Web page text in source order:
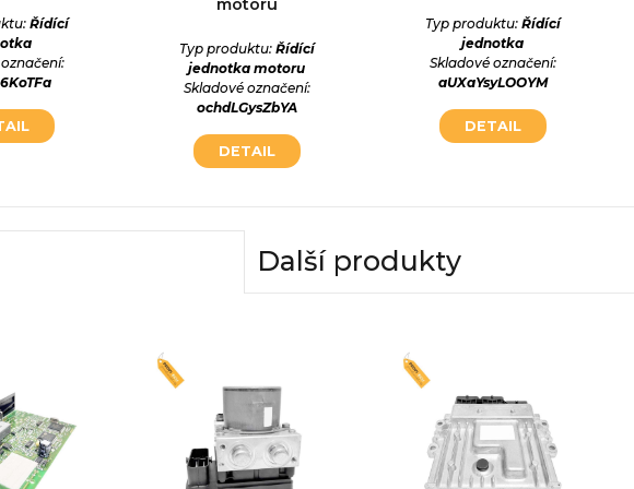
Řídící
Typ produktu: Řídící
jednotka motoru
Skladové označení:
ochdLGysZbYA
DETAIL
Typ produktu: Řídící
jednotka
Skladové označení:
aUXaYsyLOOYM
DETAIL
Další produkty